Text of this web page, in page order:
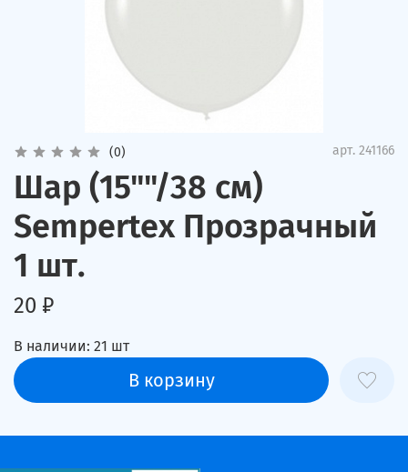
(0) арт. 241166
Шар (15""/38 см)
Sempertex Прозрачный
1 шт.
20 ₽
В наличии: 21 шт
В корзину